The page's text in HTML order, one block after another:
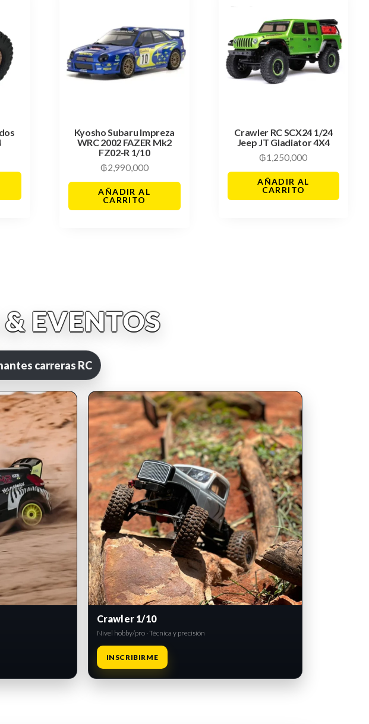
Kyosho Subaru Impreza
WRC 2002 FAZER Mk2
FZ02-R 1/10
₲2,990,000
AÑADIR AL
CARRITO
Crawler RC SCX24 1/24
Jeep JT Gladiator 4X4
₲1,250,000
AÑADIR AL
CARRITO
EVENTOS
carreras RC
INSCRIPCIONES ABIERTAS
Crawler 1/10
Nivel hobby/pro · Técnica y precisión
INSCRIBIRME